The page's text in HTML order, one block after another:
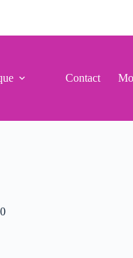
Contact